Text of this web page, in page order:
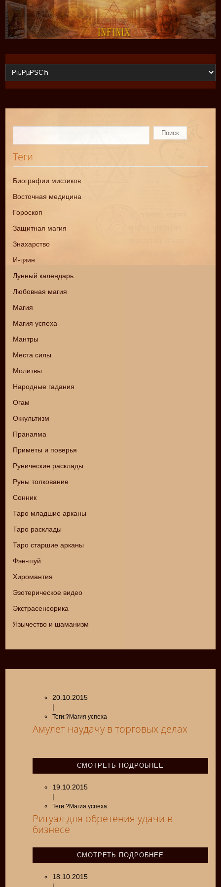
Теги
Биографии мистиков
Восточная медицина
Гороскоп
Защитная магия
Знахарство
И-цзин
Лунный календарь
Любовная магия
Магия
Магия успеха
Мантры
Места силы
Молитвы
Народные гадания
Огам
Оккультизм
Пранаяма
Приметы и поверья
Рунические расклады
Руны толкование
Сонник
Таро младшие арканы
Таро расклады
Таро старшие арканы
Фэн-шуй
Хиромантия
Эзотерическое видео
Экстрасенсорика
Язычество и шаманизм
20.10.2015
|
Теги:?Магия успеха
Амулет наудачу в торговых делах
СМОТРЕТЬ ПОДРОБНЕЕ
19.10.2015
|
Теги:?Магия успеха
Ритуал для обретения удачи в
бизнесе
СМОТРЕТЬ ПОДРОБНЕЕ
18.10.2015